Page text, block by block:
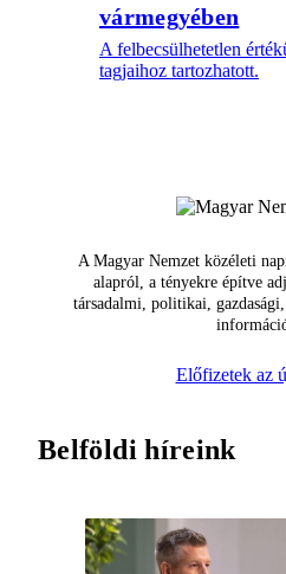
vármegyében
A felbecsülhetetlen
tagjaihoz tartozhatott.
A Magyar Nemzet közéleti
alapról, a tényekre építve
társadalmi, politikai,
Előfizetek az
Belföldi híreink